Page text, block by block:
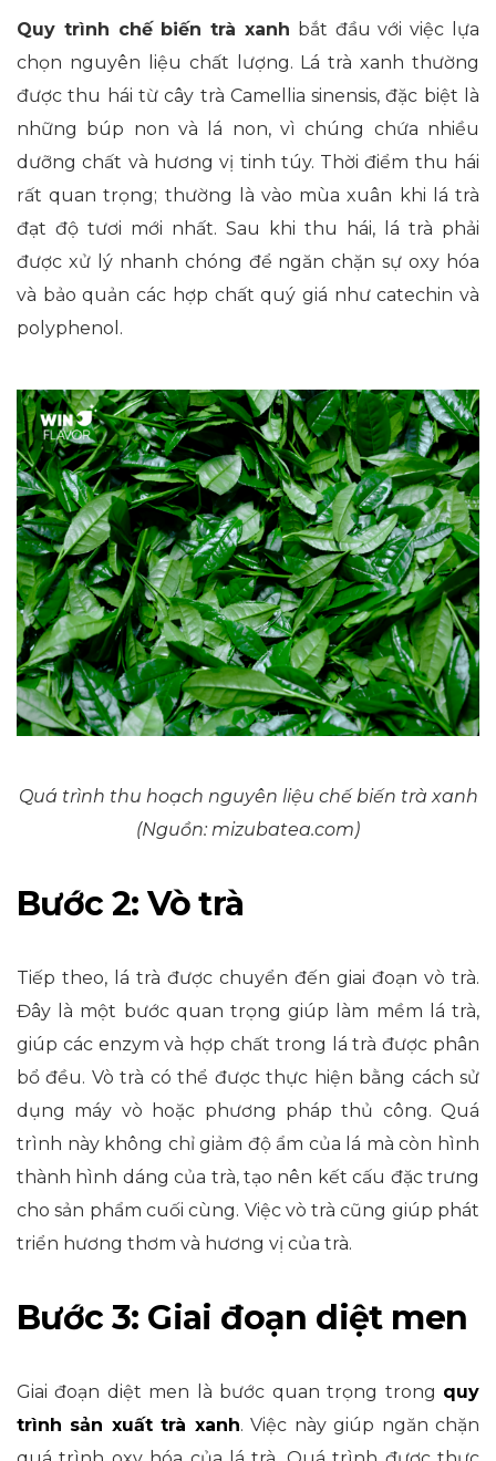
Quy trình chế biến trà xanh bắt đầu với việc lựa
chọn nguyên liệu chất lượng. Lá trà xanh thường
được thu hái từ cây trà Camellia sinensis, đặc biệt là
những búp non và lá non, vì chúng chứa nhiều
dưỡng chất và hương vị tinh túy. Thời điểm thu hái
rất quan trọng; thường là vào mùa xuân khi lá trà
đạt độ tươi mới nhất. Sau khi thu hái, lá trà phải
được xử lý nhanh chóng để ngăn chặn sự oxy hóa
và bảo quản các hợp chất quý giá như catechin và
polyphenol.
Quá trình thu hoạch nguyên liệu chế biến trà xanh
(Nguồn: mizubatea.com)
Bước 2: Vò trà
Tiếp theo, lá trà được chuyển đến giai đoạn vò trà.
Đây là một bước quan trọng giúp làm mềm lá trà,
giúp các enzym và hợp chất trong lá trà được phân
bổ đều. Vò trà có thể được thực hiện bằng cách sử
dụng máy vò hoặc phương pháp thủ công. Quá
trình này không chỉ giảm độ ẩm của lá mà còn hình
thành hình dáng của trà, tạo nên kết cấu đặc trưng
cho sản phẩm cuối cùng. Việc vò trà cũng giúp phát
triển hương thơm và hương vị của trà.
Bước 3: Giai đoạn diệt men
Giai đoạn diệt men là bước quan trọng trong quy
trình sản xuất trà xanh. Việc này giúp ngăn chặn